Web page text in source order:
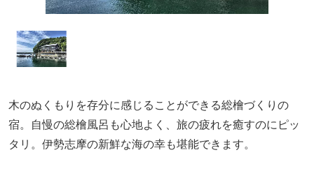
木のぬくもりを存分に感じることができる総檜づくりの
宿。自慢の総檜風呂も心地よく、旅の疲れを癒すのにピッ
タリ。伊勢志摩の新鮮な海の幸も堪能できます。